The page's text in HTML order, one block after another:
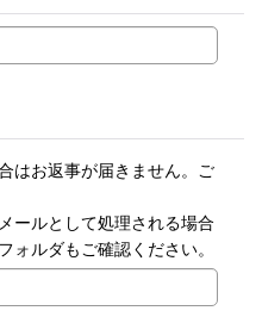
はお返事が届きません。ご
ールとして処理される場合
ォルダもご確認ください。